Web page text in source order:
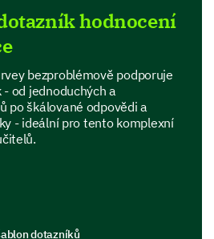
skills could be
Homework
course materials and
hodnocení
bezproblémově podporuje
od jednoduchých a
po škálované odpovědi a
- ideální pro tento komplexní
dotazníků